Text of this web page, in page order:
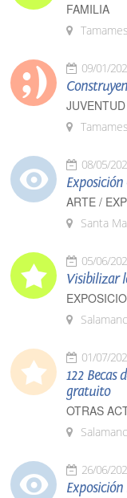
FAMILIA
Tamames
09/01/
JUVENTUD
Tamames
08/05/
ARTE /
Santa
05/06/
Visibilizar
01/07/
122 Becas
gratuito
OTRAS
26/06/